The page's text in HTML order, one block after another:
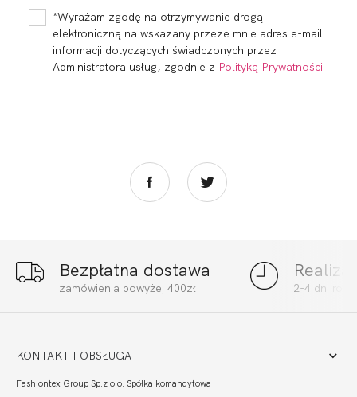
129,80 38,94 zł 147,40
BEACH ESPANA
BEACH SOFT
*Wyrażam zgodę na otrzymywanie drogą
elektroniczną na wskazany przeze mnie adres e-mail
informacji dotyczących świadczonych przez
Administratora usług, zgodnie z Polityką Prywatności
Bezpłatna dostawa
zamówienia powyżej 400zł 2-4 dni
KONTAKT I OBSŁUGA
Fashiontex Group Sp.z o.o. Spółka komandytowa